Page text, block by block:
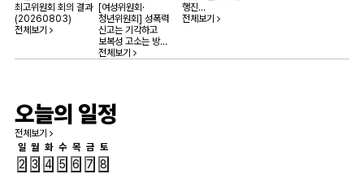
최고위원회 회의 결과
(20260803)
전체보기
[여성위원회·
청년위원회] 성폭력
신고는 기각하고
보복성 고소는 방…
전체보기
행진…
전체보기
오늘의 일정
전체보기
일 월 화 수 목 금 토
2 3 4 5 6 7 8